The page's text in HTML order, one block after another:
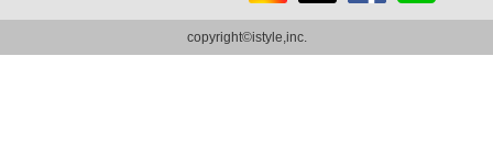
ram
copyright©istyle,inc.